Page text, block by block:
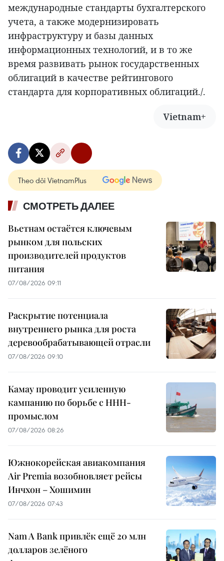
международные стандарты бухгалтерского
учета, а также модернизировать
инфраструктуру и базы данных
информационных технологий, и в то же
время развивать рынок государственных
облигаций в качестве рейтингового
стандарта для корпоративных облигаций./.
Vietnam+
Theo dõi VietnamPlus
СМОТРЕТЬ ДАЛЕЕ
Вьетнам остаётся ключевым
рынком для польских
производителей продуктов
питания
07/08/2026 09:11
Раскрытие потенциала
внутреннего рынка для роста
деревообрабатывающей отрасли
07/08/2026 09:10
Камау проводит усиленную
кампанию по борьбе с ННН-
промыслом
07/08/2026 08:26
Южнокорейская авиакомпания
Air Premia возобновляет рейсы
Инчхон – Хошимин
07/08/2026 07:43
Nam A Bank привлёк ещё 20 млн
долларов зелёного